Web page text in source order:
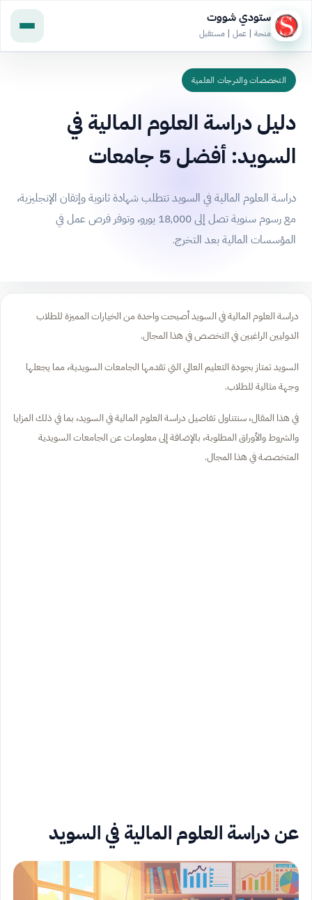
ستودي شووت
منحة | عمل | مستقبل
التخصصات والدرجات العلمية
دليل دراسة العلوم المالية في
السويد: أفضل 5 جامعات
دراسة العلوم المالية في السويد تتطلب شهادة ثانوية وإتقان الإنجليزية،
مع رسوم سنوية تصل إلى 18,000 يورو، وتوفر فرص عمل في
المؤسسات المالية بعد التخرج.
دراسة العلوم المالية في السويد أصبحت واحدة من الخيارات المميزة للطلاب
الدوليين الراغبين في التخصص في هذا المجال.
السويد تمتاز بجودة التعليم العالي التي تقدمها الجامعات السويدية، مما يجعلها
وجهة مثالية للطلاب.
في هذا المقال، سنتناول تفاصيل دراسة العلوم المالية في السويد، بما في ذلك المزايا
والشروط والأوراق المطلوبة، بالإضافة إلى معلومات عن الجامعات السويدية
المتخصصة في هذا المجال.
عن دراسة العلوم المالية في السويد